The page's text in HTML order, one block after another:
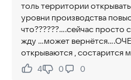
толь территории
уровни производства
что??????....сейчас просто
жду ...может
открываются , состарится
Нравится:
4Не нравится:
0 0